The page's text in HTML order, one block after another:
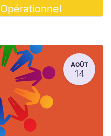
Opérationnel
AOÛT
14